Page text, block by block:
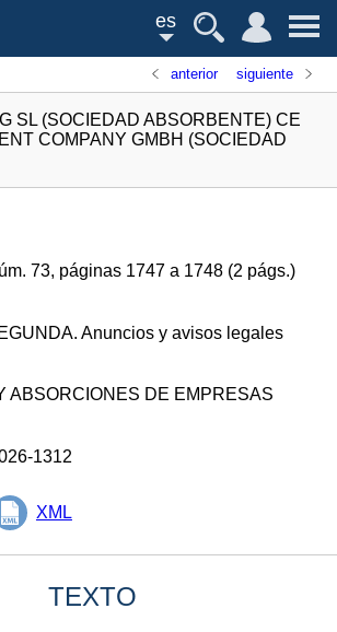
es
anterior siguiente
SL (SOCIEDAD ABSORBENTE) CE
COMPANY GMBH (SOCIEDAD
73, páginas 1747 a 1748 (2 págs.)
Anuncios y avisos legales
ABSORCIONES DE EMPRESAS
1312
XML
TEXTO